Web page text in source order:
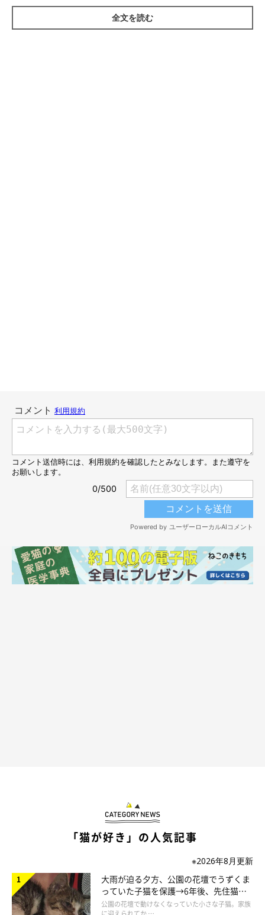
お口の健康のためには、これからもがんばってね、うま次郎くん
全文を読む
「猫が好き」の人気記事
※2026年8月更新
大雨が迫る夕方、公園の花壇でうずくま
っていた子猫を保護→6年後、先住猫
と“姉妹”のような関係に
公園の花壇で動けなくなっていた小さな子猫。家族